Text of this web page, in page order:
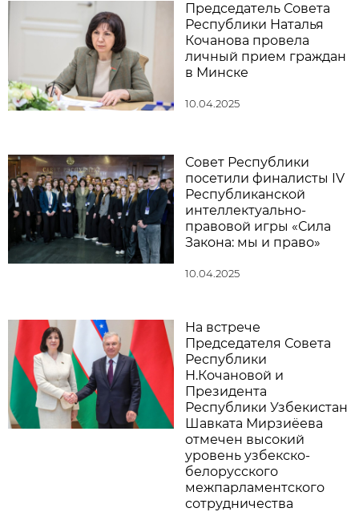
Председатель Совета
Республики Наталья
Кочанова провела
личный прием граждан
в Минске
10.04.2025
Совет Республики
посетили финалисты IV
Республиканской
интеллектуально-
правовой игры «Сила
Закона: мы и право»
10.04.2025
На встрече
Председателя Совета
Республики
Н.Кочановой и
Президента
Республики Узбекистан
Шавката Мирзиёева
отмечен высокий
уровень узбекско-
белорусского
межпарламентского
сотрудничества